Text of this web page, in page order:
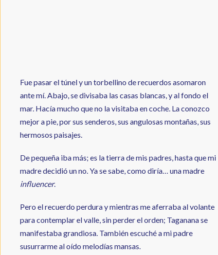
Fue pasar el túnel y un torbellino de recuerdos asomaron
ante mí. Abajo, se divisaba las casas blancas, y al fondo el
mar. Hacía mucho que no la visitaba en coche. La conozco
mejor a pie, por sus senderos, sus angulosas montañas, sus
hermosos paisajes.
De pequeña iba más; es la tierra de mis padres, hasta que mi
madre decidió un no. Ya se sabe, como diría… una madre
influencer.
Pero el recuerdo perdura y mientras me aferraba al volante
para contemplar el valle, sin perder el orden; Taganana se
manifestaba grandiosa. También escuché a mi padre
susurrarme al oído melodías mansas.